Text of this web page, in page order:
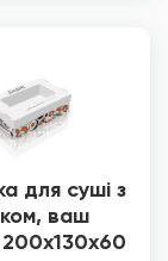
для суші з
ваш